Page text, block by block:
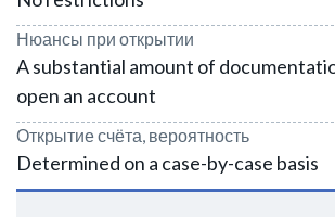
Нюансы при открытии
A substantial amount of
open an account
Открытие счёта, вероятность
Determined on a case-by-case basis